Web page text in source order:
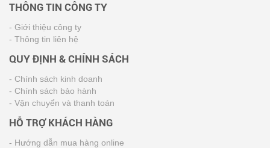
THÔNG TIN CÔNG TY
- Giới thiệu công ty
- Thông tin liên hệ
QUY ĐỊNH & CHÍNH SÁCH
- Chính sách kinh doanh
- Chính sách bảo hành
- Vận chuyển và thanh toán
HỖ TRỢ KHÁCH HÀNG
- Hướng dẫn mua hàng online